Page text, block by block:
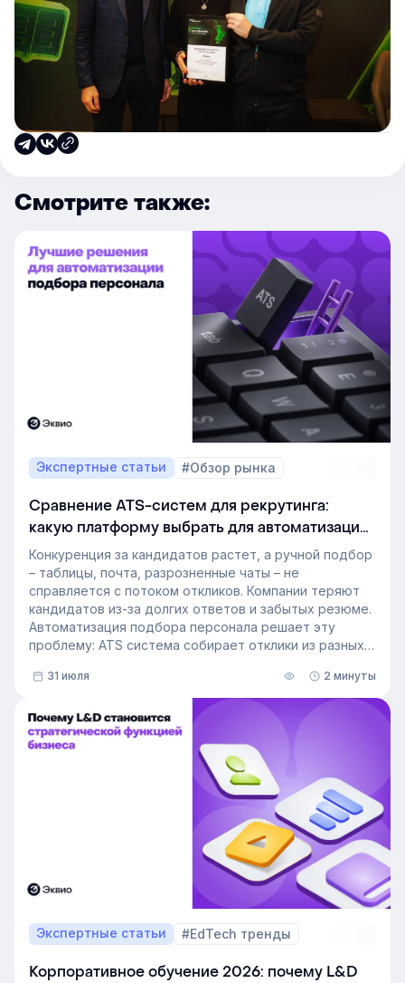
Смотрите также:
Экспертные статьи #Обзор рынка
Сравнение ATS-систем для рекрутинга:
какую платформу выбрать для автоматизации
подбора персонала
Конкуренция за кандидатов растет, а ручной подбор
– таблицы, почта, разрозненные чаты – не
справляется с потоком откликов. Компании теряют
кандидатов из-за долгих ответов и забытых резюме.
Автоматизация подбора персонала решает эту
проблему: ATS система собирает отклики из разных
снимает с рекрутера рутину. Сегодня программа для
рекрутинга – это базовый инструмент для быстрого
и системного закрытия вакансий.
31 июля 2 минуты
Экспертные статьи #EdTech тренды
Корпоративное обучение 2026: почему L&D